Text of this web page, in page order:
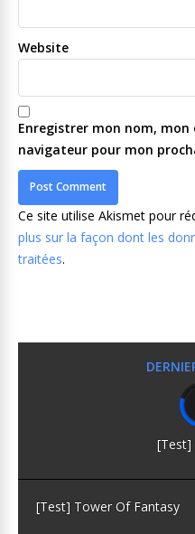
Website
Enregistrer mon nom,
navigateur pour mon
Ce site utilise Akismet pour
plus sur la façon dont les
traitées.
[Test]
[Test] Tower Of Fantasy